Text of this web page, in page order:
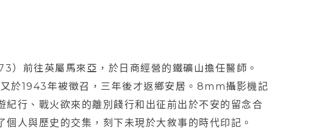
）前往英屬馬來亞，於日商經營的鐵礦山擔任醫師。
於1943年被徵召，三年後才返鄉安居。8mm攝影機記
行、戰火欲來的離別餞行和出征前出於不安的留念合
人與歷史的交集，刻下未現於大敘事的時代印記。